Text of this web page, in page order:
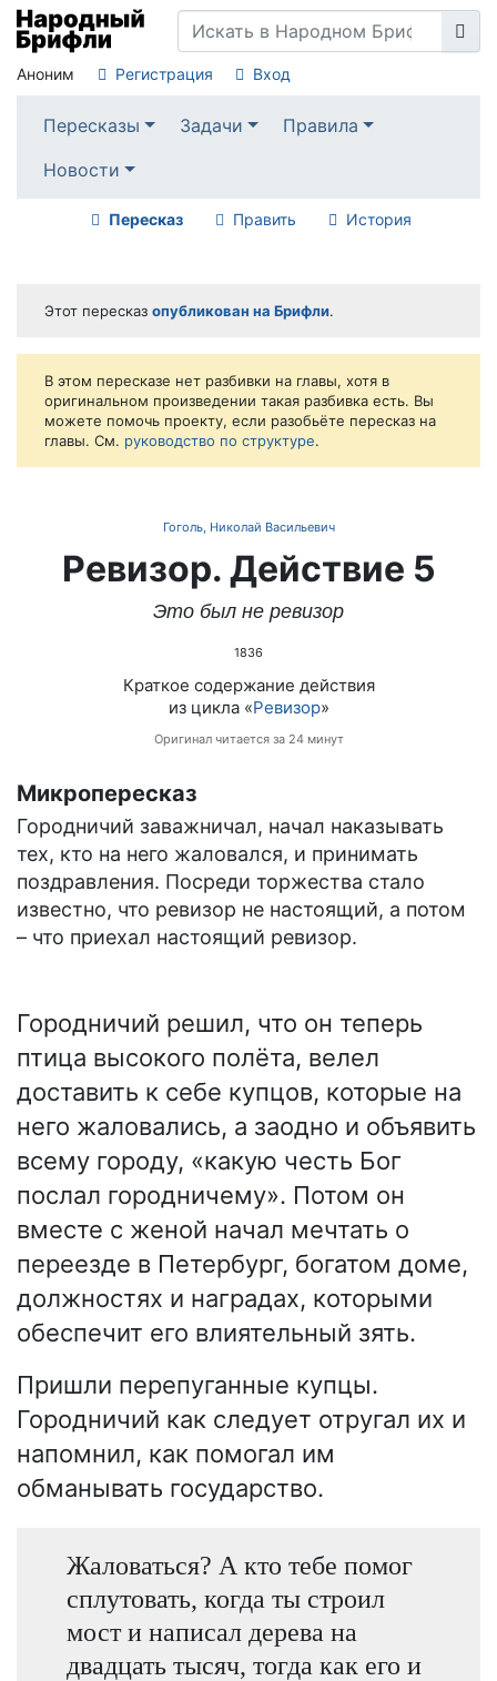
Аноним Регистрация Вход
Пересказы Задачи
Правила
Новости
Пересказ Править История
Этот пересказ опубликован на Брифли.
В этом пересказе нет разбивки на главы, хотя в
оригинальном произведении такая разбивка есть. Вы
можете помочь проекту, если разобьёте пересказ на
главы. См. руководство по структуре.
Гоголь, Николай Васильевич
Ревизор. Действие 5
Это был не ревизор
1836
Краткое содержание действия
из цикла «Ревизор»
Оригинал читается за 24 минут
Микропересказ
Городничий заважничал, начал наказывать
тех, кто на него жаловался, и принимать
поздравления. Посреди торжества стало
известно, что ревизор не настоящий, а потом
– что приехал настоящий ревизор.
Городничий решил, что он теперь
птица высокого полёта, велел
доставить к себе купцов, которые на
него жаловались, а заодно и объявить
всему городу, «какую честь Бог
послал городничему». Потом он
вместе с женой начал мечтать о
переезде в Петербург, богатом доме,
должностях и наградах, которыми
обеспечит его влиятельный зять.
Пришли перепуганные купцы.
Городничий как следует отругал их и
напомнил, как помогал им
обманывать государство.
Жаловаться? А кто тебе помог
сплутовать, когда ты строил
мост и написал дерева на
двадцать тысяч, тогда как его и